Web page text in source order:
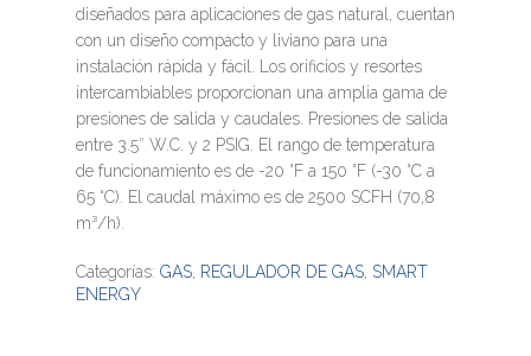
diseñados para aplicaciones de gas natural, cuentan
con un diseño compacto y liviano para una
instalación rápida y fácil. Los orificios y resortes
intercambiables proporcionan una amplia gama de
presiones de salida y caudales. Presiones de salida
entre 3.5″ W.C. y 2 PSIG. El rango de temperatura
de funcionamiento es de -20 °F a 150 °F (-30 °C a
65 °C). El caudal máximo es de 2500 SCFH (70,8
m³/h).
Categorías: GAS REGULADOR DE GAS SMART
ENERGY